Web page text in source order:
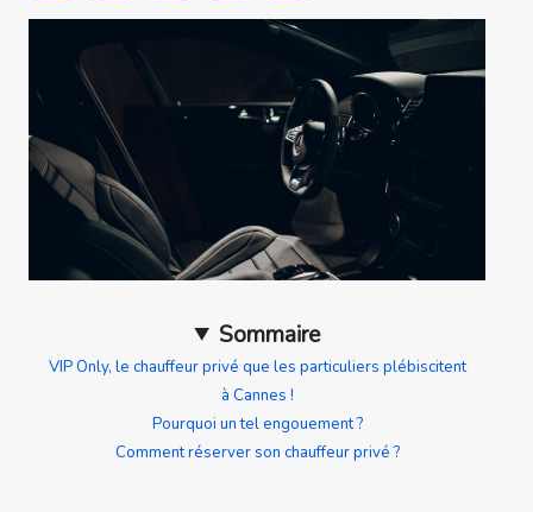
Sommaire
VIP Only, le chauffeur privé que les particuliers plébiscitent
à Cannes !
Pourquoi un tel engouement ?
Comment réserver son chauffeur privé ?